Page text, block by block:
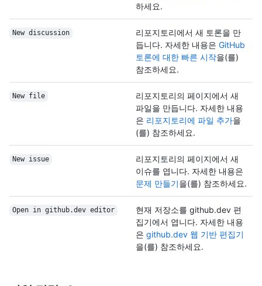
하세요.
New discussion
리포지토리에서 새 토론을 만
듭니다. 자세한 내용은 GitHub
토론에 대한 빠른 시작을(를)
참조하세요.
New file
리포지토리의 페이지에서 새
파일을 만듭니다. 자세한 내용
은 리포지토리에 파일 추가을
(를) 참조하세요.
New issue
리포지토리의 페이지에서 새
이슈를 엽니다. 자세한 내용은
문제 만들기을(를) 참조하세요.
Open in github.dev editor
현재 저장소를 github.dev 편
집기에서 엽니다. 자세한 내용
은 github.dev 웹 기반 편집기
을(를) 참조하세요.